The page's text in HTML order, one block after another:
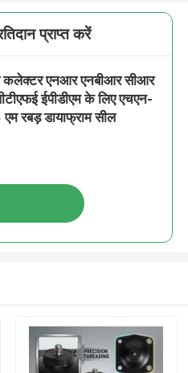
प्राप्त करें
कलेक्टर एनआर एनबीआर सीआर
ईपीडीएम के लिए एचएन-
एम रबड़ डायाफ्राम सील